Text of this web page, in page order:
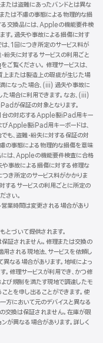
たは盗難にあったバンドとは異な
たは不慮の事態による物理的な損
交換品には、Appleの機能要件検
。過失や事故による損傷に対す
、1回につき所定のサービス料が
紛失に対するサービスの利用ごと
（新
規
ウ
イ
ン
ド
ウ
で
開
き
ま
す）
をご覧ください。 修理サービスは、
上または製造上の瑕疵が生じた場
になった場合、(iii) 過失や事故に
場合に利用できます。なお、(iii)
が保証の対象となります。
の対応するApple製iPad用キー
びApple製iPad用キーボードは、
、盗難・紛失に対する保証の対
の事態による物理的な損傷を意味
には、Appleの機能要件検査に合格
事故による損傷に対する修理な
つき所定のサービス料がかかりま
するサービスの利用ごとに所定の
さい。
業時間は変更される場合があり
づいて提供されます。
証されません。修理または交換の
用される現地法、サービスを依頼し
なる場合があります。地域によっ
。修理サービスが利用でき、かつ修
び規制を満たす現地で調達したモ
とを申し出ることができます。使
方において元のデバイスと異なる
交換は保証されません。在庫が限
ンが異なる場合があります。詳しく